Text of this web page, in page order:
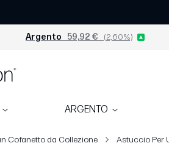
Argento 59,92 € (2,60%)
ARGENTO
Cofanetto da Collezione Astuccio Per